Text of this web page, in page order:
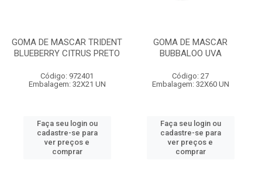
GOMA DE MASCAR TRIDENT
BLUEBERRY CITRUS PRETO
Código: 972401
Embalagem: 32X21 UN
Faça seu login ou
cadastre-se para
ver preços e
comprar
GOMA DE MASCAR
BUBBALOO UVA
Código: 27
Embalagem: 32X60 UN
Faça seu login ou
cadastre-se para
ver preços e
comprar